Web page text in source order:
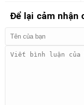
Để lại cảm nhận